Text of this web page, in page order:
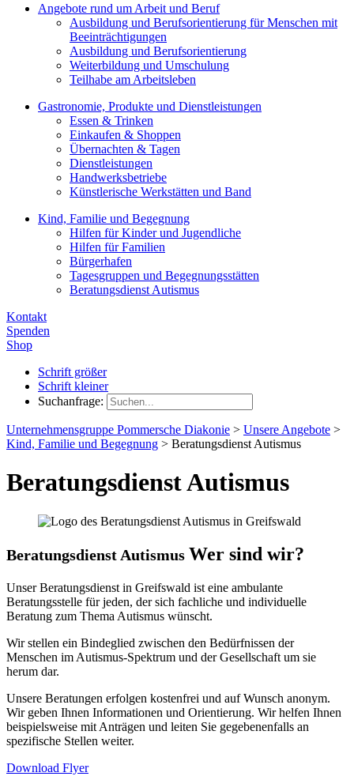
Angebote rund um Arbeit und Beruf
Ausbildung und Berufsorientierung für Menschen mit
Beeinträchtigungen
Ausbildung und Berufsorientierung
Weiterbildung und Umschulung
Teilhabe am Arbeitsleben
Gastronomie, Produkte und Dienstleistungen
Essen & Trinken
Einkaufen & Shoppen
Übernachten & Tagen
Dienstleistungen
Handwerksbetriebe
Künstlerische Werkstätten und Band
Kind, Familie und Begegnung
Hilfen für Kinder und Jugendliche
Hilfen für Familien
Bürgerhafen
Tagesgruppen und Begegnungsstätten
Beratungsdienst Autismus
Kontakt
Spenden
Shop
Schrift größer
Schrift kleiner
Suchanfrage:
Unternehmensgruppe Pommersche Diakonie > Unsere Angebote >
Kind, Familie und Begegnung > Beratungsdienst Autismus
Beratungsdienst Autismus
Beratungsdienst Autismus Wer sind wir?
Unser Beratungsdienst in Greifswald ist eine ambulante
Beratungsstelle für jeden, der sich fachliche und individuelle
Beratung zum Thema Autismus wünscht.
Wir stellen ein Bindeglied zwischen den Bedürfnissen der
Menschen im Autismus-Spektrum und der Gesellschaft um sie
herum dar.
Unsere Beratungen erfolgen kostenfrei und auf Wunsch anonym.
Wir geben Ihnen Informationen und Orientierung. Wir helfen Ihnen
beispielsweise mit Anträgen und leiten Sie gegebenenfalls an
spezifische Stellen weiter.
Download Flyer